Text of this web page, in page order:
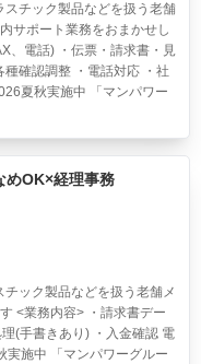
スチック製品などを扱う老舗
サポート業務をおまかせし
、電話) ・伝票・請求書・見
確認調整 ・電話対応 ・社
夏秋実施中 「マンパワー
めOK×経理事務
チック製品などを扱う老舗メ
<業務内容> ・請求書デー
(手書きあり) ・入金確認 電
実施中 「マンパワーグルー